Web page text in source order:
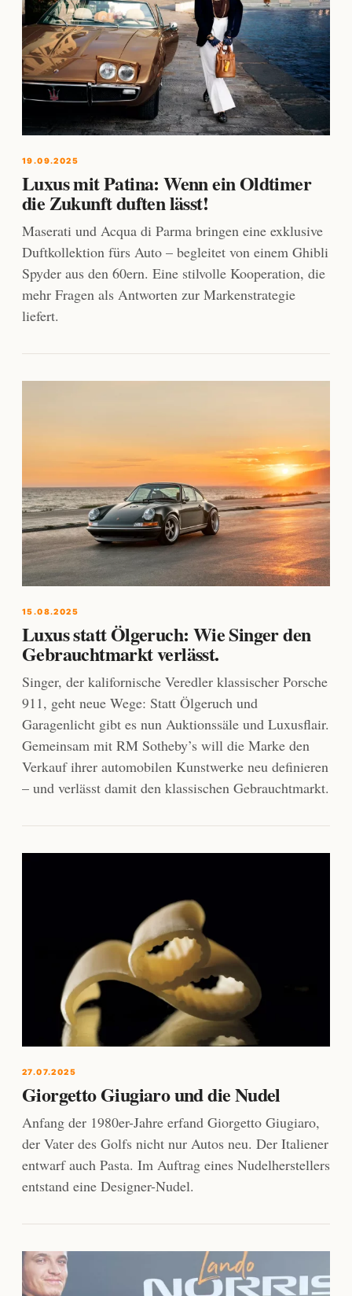
19.09.2025
Luxus mit Patina: Wenn ein Oldtimer
die Zukunft duften lässt!
Maserati und Acqua di Parma bringen eine exklusive
Duftkollektion fürs Auto – begleitet von einem Ghibli
Spyder aus den 60ern. Eine stilvolle Kooperation, die
mehr Fragen als Antworten zur Markenstrategie
liefert.
15.08.2025
Luxus statt Ölgeruch: Wie Singer den
Gebrauchtmarkt verlässt.
Singer, der kalifornische Veredler klassischer Porsche
911, geht neue Wege: Statt Ölgeruch und
Garagenlicht gibt es nun Auktionssäle und Luxusflair.
Gemeinsam mit RM Sotheby’s will die Marke den
Verkauf ihrer automobilen Kunstwerke neu definieren
– und verlässt damit den klassischen Gebrauchtmarkt.
27.07.2025
Giorgetto Giugiaro und die Nudel
Anfang der 1980er-Jahre erfand Giorgetto Giugiaro,
der Vater des Golfs nicht nur Autos neu. Der Italiener
entwarf auch Pasta. Im Auftrag eines Nudelherstellers
entstand eine Designer-Nudel.